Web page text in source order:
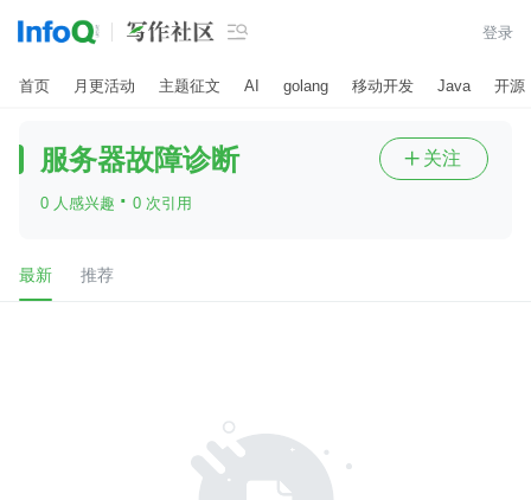
 登录
首页 月更活动 主题征文 AI golang 移动开发 Java 开源
服务器故障诊断
0 人感兴趣 · 0 次引用
 关注
最新 推荐